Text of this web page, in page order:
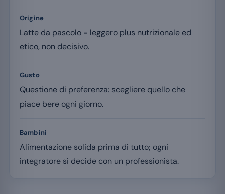
Origine
Latte da pascolo = leggero plus nutrizionale ed
etico, non decisivo.
Gusto
Questione di preferenza: scegliere quello che
piace bere ogni giorno.
Bambini
Alimentazione solida prima di tutto; ogni
integratore si decide con un professionista.